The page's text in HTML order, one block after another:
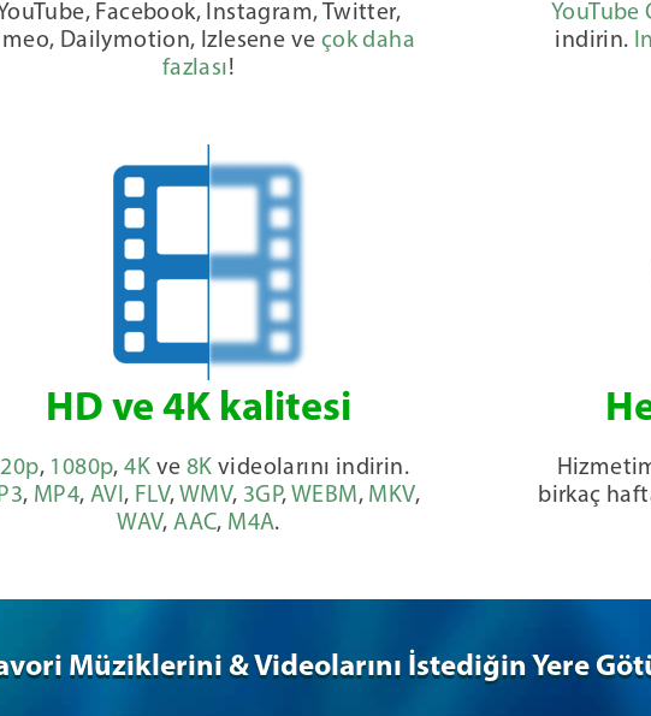
Facebook, Instagram, Twitter,
Dailymotion, Izlesene ve çok daha
fazlası!
YouTube
indirin.
HD ve 4K kalitesi
, 1080p,4K ve 8K videolarını indirin.
, MP4, AVI, FLV, WMV, 3GP, WEBM, MKV,
WAV,AAC, M4A.
birkaç
Müziklerini & Videolarını İstediğin Yere